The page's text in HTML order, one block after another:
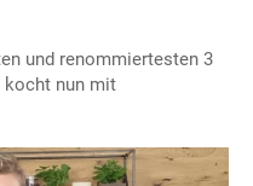
und renommiertesten 3
kocht nun mit